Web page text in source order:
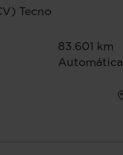
Tecno
83.601 km
Automática